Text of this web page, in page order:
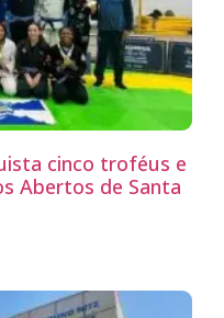
cinco troféus e
Abertos de Santa